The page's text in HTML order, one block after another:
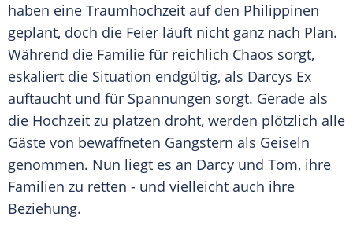
haben eine Traumhochzeit auf den Philippinen
geplant, doch die Feier läuft nicht ganz nach Plan.
Während die Familie für reichlich Chaos sorgt,
eskaliert die Situation endgültig, als Darcys Ex
auftaucht und für Spannungen sorgt. Gerade als
die Hochzeit zu platzen droht, werden plötzlich alle
Gäste von bewaffneten Gangstern als Geiseln
genommen. Nun liegt es an Darcy und Tom, ihre
Familien zu retten - und vielleicht auch ihre
Beziehung.